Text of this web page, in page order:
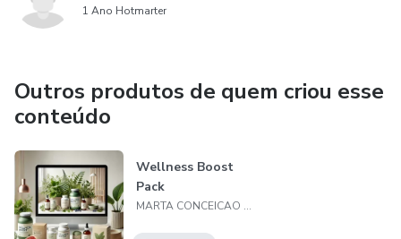
1 Ano Hotmarter
Outros produtos de quem criou esse
conteúdo
Wellness Boost
Pack
MARTA CONCEICAO DA SILVA OLIVEIRA